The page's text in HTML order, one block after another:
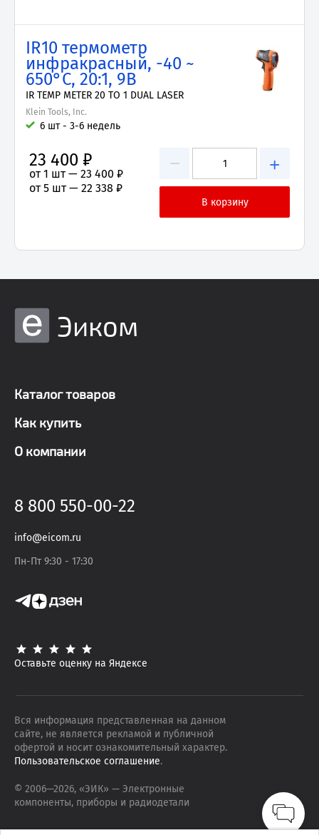
IR10 термометр
инфракрасный, -40 ~
650°C, 20:1, 9В
IR TEMP METER 20 TO 1 DUAL LASER
Klein Tools, Inc.
6 шт - 3-6 недель
− +
23 400 ₽
от 1 шт — 23 400 ₽
от 5 шт — 22 338 ₽
Эиком
Каталог товаров
Как купить
О компании
8 800 550-00-22
info@eicom.ru
Пн-Пт 9:30 - 17:30
Оставьте оценку на Яндексе
Вся информация представленная на данном
сайте, не является рекламой и публичной
офертой и носит ознакомительный характер.
Пользовательское соглашение.
© 2006—2026, «ЭИК» — Электронные
компоненты, приборы и радиодетали